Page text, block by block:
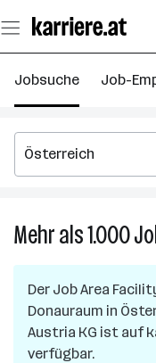
Seiteninhalt
springen
Jobsuche Job-
Mehr als 1.000
Der JobArea
Donauraum in
Austria KG ist auf
verfügbar.